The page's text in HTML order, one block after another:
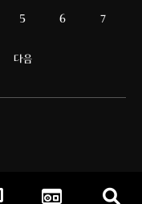
5 6 7
다음